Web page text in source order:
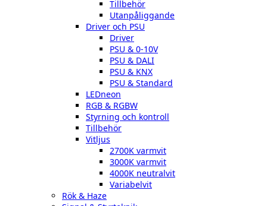
Tillbehör
Utanpåliggande
Driver och PSU
Driver
PSU & 0-10V
PSU & DALI
PSU & KNX
PSU & Standard
LEDneon
RGB & RGBW
Styrning och kontroll
Tillbehör
Vitljus
2700K varmvit
3000K varmvit
4000K neutralvit
Variabelvit
Rök & Haze